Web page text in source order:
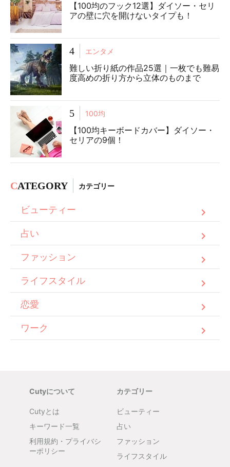
【100均のフック12選】ダイソー・セリ
アの壁に穴を開けないタイプも！
4 エンタメ
難しい折り紙の作品25選｜一枚でも難易
度高めの折り方から立体のものまで
5 100均
【100均キーボードカバー】ダイソー・
セリアの9個！
CATEGORY カテゴリー
ビューティー
占い
ファッション
ライフスタイル
恋愛
ワーク
Cutyについて
Cutyとは
キーワード一覧
利用規約・プライバシ
ーポリシー
カテゴリー
ビューティー
占い
ファッション
ライフスタイル